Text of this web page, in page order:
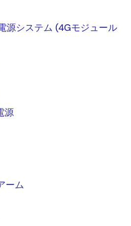
源システム (4Gモジュール
源
ーム